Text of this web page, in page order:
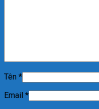
Tên *
Email *